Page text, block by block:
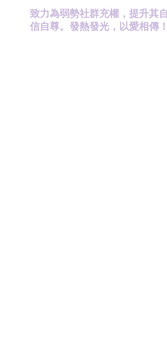
致力為弱勢社群充權，提升其自
信自尊。 發熱發光，以愛相傳！